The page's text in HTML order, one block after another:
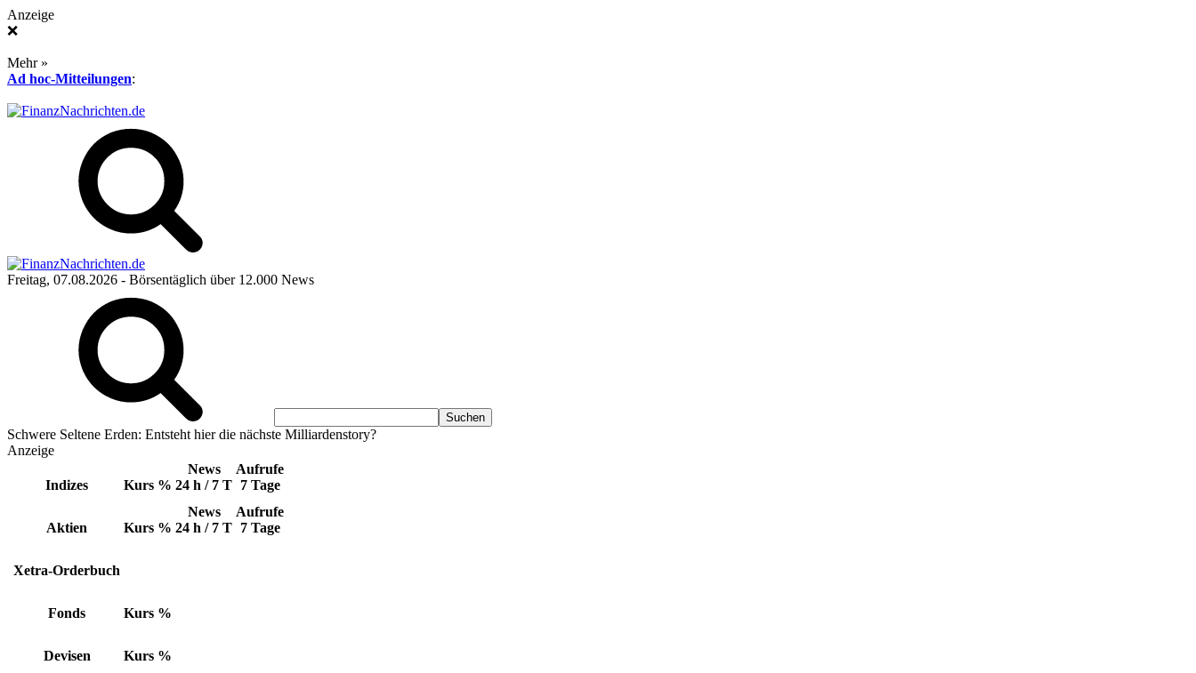
Anzeige
❌
Mehr »
Ad hoc-Mitteilungen:
Freitag, 07.08.2026 - Börsentäglich über 12.000 News
Schwere Seltene Erden: Entsteht hier die nächste Milliardenstory?
Anzeige
Indizes Kurs %
News
24 h / 7 T
Aufrufe
7 Tage
Aktien Kurs %
News
24 h / 7 T
Aufrufe
7 Tage
Xetra-Orderbuch
Fonds Kurs %
Devisen Kurs %